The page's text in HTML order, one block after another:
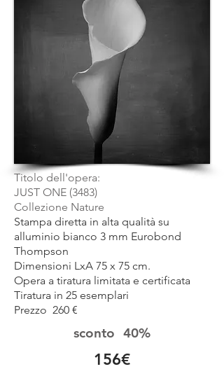
Titolo dell'opera:
JUST ONE (3483)
Collezione Nature
Stampa diretta in alta qualità su
alluminio bianco 3 mm Eurobond
Thompson
Dimensioni LxA 75 x 75 cm.
Opera a tiratura limitata e certificata
Tiratura in 25 esemplari
Prezzo 260 €
sconto 40%
156€